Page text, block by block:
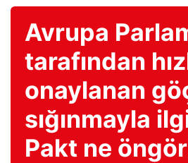
Avrupa
tarafından
onaylanan
sığınmayla
Pakt ne